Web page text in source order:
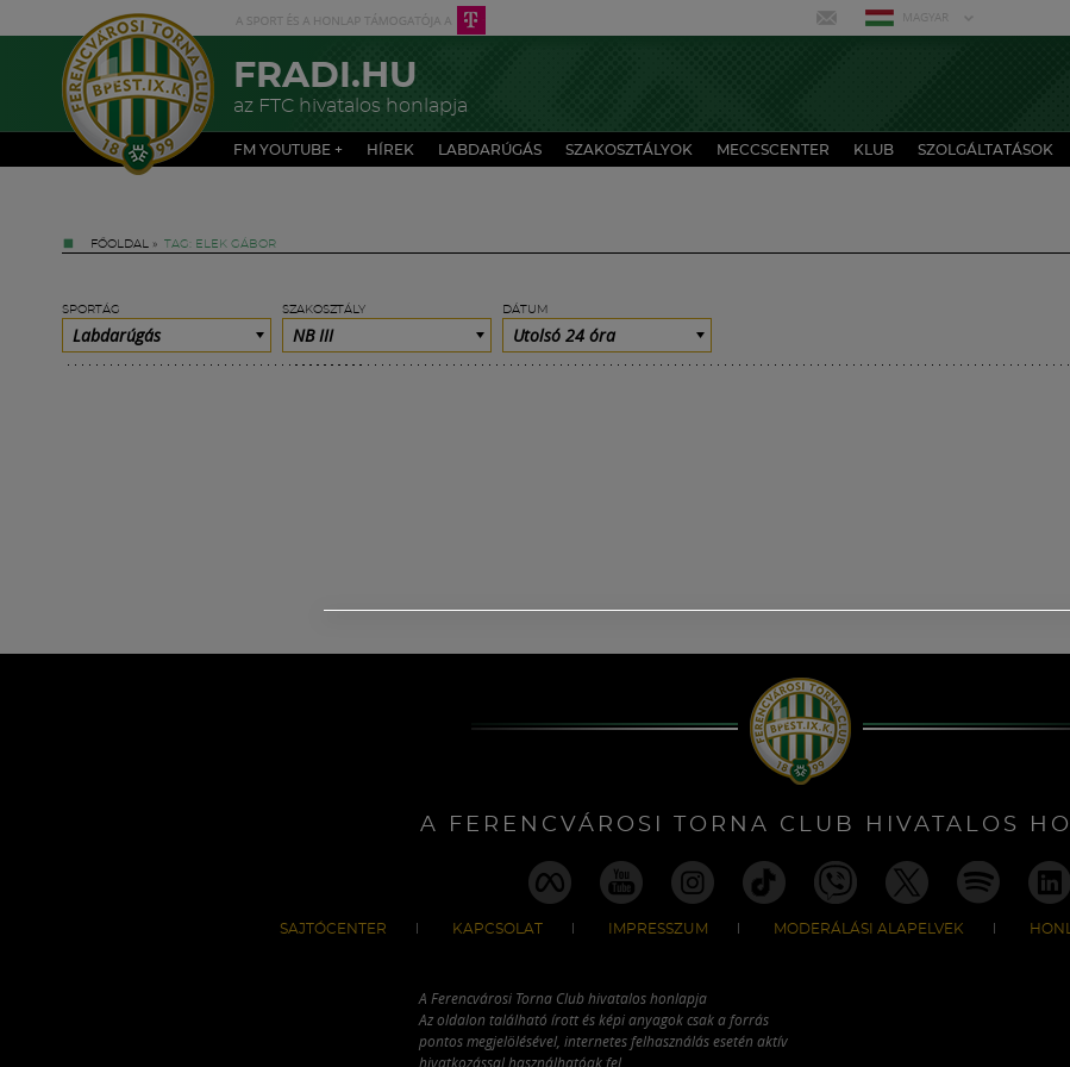
MAGYAR
FRADI.HU
az FTC hivatalos honlapja
FM YOUTUBE + HÍREK LABDARÚGÁS SZAKOSZTÁLYOK MECCSCENTER KLUB SZOLGÁLTATÁSOK
FŐOLDAL » TAG: ELEK GÁBOR
SPORTÁG
Labdarúgás
SZAKOSZTÁLY
NB III
DÁTUM
Utolsó 24 óra
A FERENCVÁROSI TORNA CLUB HIVATALOS
SAJTÓCENTER KAPCSOLAT IMPRESSZUM MODERÁLÁSI ALAPELVEK
A Ferencvárosi Torna Club hivatalos honlapja
Az oldalon található írott és képi anyagok csak a forrás
pontos megjelölésével, internetes felhasználás esetén aktív
hivatkozással használhatóak fel.